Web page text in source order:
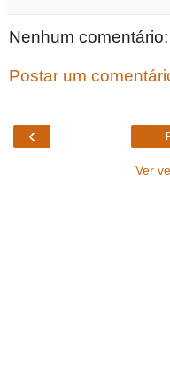
Nenhum comentário:
Postar um
‹
Ver